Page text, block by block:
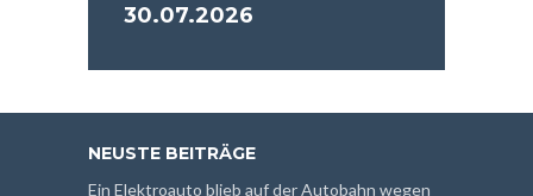
30.07.2026
NEUSTE BEITRÄGE
Ein Elektroauto blieb auf der Autobahn wegen